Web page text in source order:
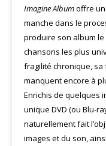
Imagine Albumoffre
manche dans le
produire son album le
chansons les plus
fragilité chronique,
manquent encore à
Enrichis de quelques
unique DVD (ou Blu-
naturellement fait
images et du son,